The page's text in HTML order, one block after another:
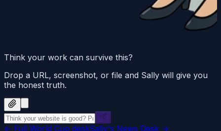
Think your work can survive this?
Drop a URL, screenshot, or file and Sally will give you
the honest truth.
← Full World Cup deskSally's News Desk →